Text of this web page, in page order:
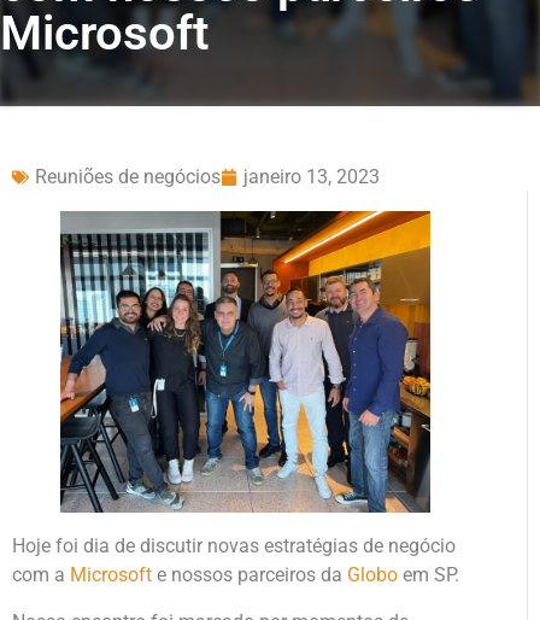
Microsoft
Reuniões de negócios janeiro 13, 2023
Hoje foi dia de discutir novas estratégias de negócio
com a Microsoft e nossos parceiros da Globo em SP.